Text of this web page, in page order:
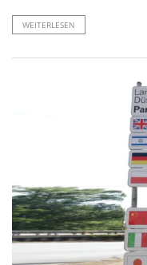
WEITERLESEN